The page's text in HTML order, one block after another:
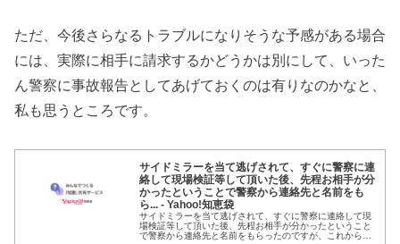
ただ、今後さらなるトラブルになりそうな予感がある場合
には、実際に相手に請求するかどうかは別にして、いった
ん警察に事故報告としてあげておくのは有りなのかなと、
私も思うところです。
サイドミラーを当て逃げされて、すぐに警察に連
絡して現場検証等して頂いた後、先程お相手が分
かったということで警察から連絡先と名前をも
ら... - Yahoo!知恵袋
サイドミラーを当て逃げされて、すぐに警察に連絡して現
場検証等して頂いた後、先程お相手が分かったということ
で警察から連絡先と名前をもらったのですが、これからど